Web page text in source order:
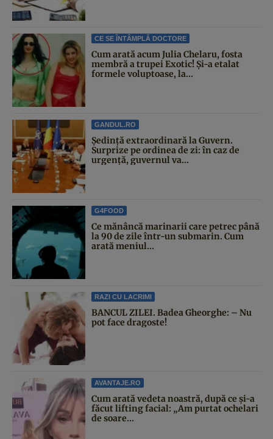
CE SE ÎNTÂMPLĂ DOCTORE
Cum arată acum Julia Chelaru, fosta
membră a trupei Exotic! Și-a etalat
formele voluptoase, la...
GANDUL.RO
Şedinţă extraordinară la Guvern.
Surprize pe ordinea de zi: în caz de
urgență, guvernul va...
G4FOOD
Ce mănâncă marinarii care petrec până
la 90 de zile într-un submarin. Cum
arată meniul...
RAZI CU LACRIMI
BANCUL ZILEI. Badea Gheorghe: – Nu
pot face dragoste!
AVANTAJE.RO
Cum arată vedeta noastră, după ce și-a
făcut lifting facial: „Am purtat ochelari
de soare...